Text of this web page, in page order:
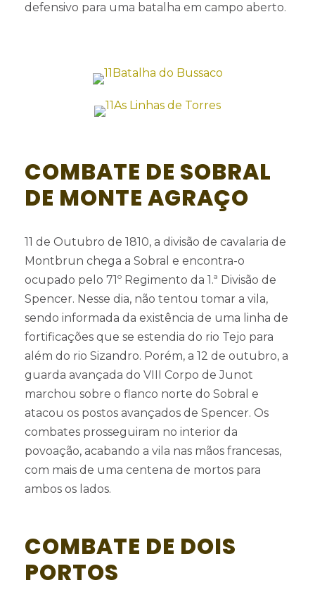
defensivo para uma batalha em campo aberto.
COMBATE DE SOBRAL
DE MONTE AGRAÇO
11 de Outubro de 1810, a divisão de cavalaria de
Montbrun chega a Sobral e encontra-o
ocupado pelo 71º Regimento da 1.ª Divisão de
Spencer. Nesse dia, não tentou tomar a vila,
sendo informada da existência de uma linha de
fortificações que se estendia do rio Tejo para
além do rio Sizandro. Porém, a 12 de outubro, a
guarda avançada do VIII Corpo de Junot
marchou sobre o flanco norte do Sobral e
atacou os postos avançados de Spencer. Os
combates prosseguiram no interior da
povoação, acabando a vila nas mãos francesas,
com mais de uma centena de mortos para
ambos os lados.
COMBATE DE DOIS
PORTOS